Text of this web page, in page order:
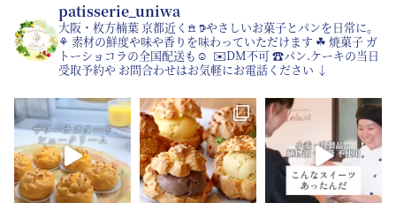
patisserie_uniwa
大阪・枚方楠葉 京都近く𖠿𖠚やさしいお菓子とパンを日常に。
⚘ 素材の鮮度や味や香りを味わっていただけます ☘︎ 焼菓子 ガ
トーショコラの全国配送も☺︎ ✉️DM不可☎︎パン.ケーキの当日
受取予約や お問合わせはお気軽にお電話ください ↓